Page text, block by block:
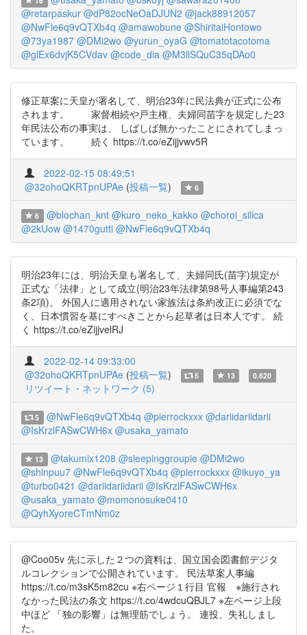
@retarpaskur @dP82ocNeOaDJUN2 @jack88912057
@NwFle6q9vQTXb4q @amawobune @ShiritaiHontowo
@73ya1987 @DMi2wo @yurun_oyaG @tomatotacotoma
@glEx6dvjK5CVdav @code_dia @M3llSQuC35qDAo0
修正草案に天皇が署名して、明治23年に民法典が正式に公布
されます。 家督相続や戸主権、夫婦同苗字を規定した23
年民法公布の事実は、 しばしば無かったことにされてしまっ
ています。 続く https://t.co/eZijjvwv5R
2022-02-15 08:49:51
@32ohoQKRTpnUPAe (投稿一覧) 6
6 @blochan_knt @kuro_neko_kakko @choroi_silica
@2kUow @1470gutti @NwFle6q9vQTXb4q
明治23年には、明治天皇も署名して、夫婦同氏(苗字)規定が
正式な「法律」として成立(明治23年法律第98号人事編第243
条2項)。 外国人に適用されない家族法は条約改正に必須でな
く、日本慣習を基にすべきことから起草者は日本人です。 続
く https://t.co/eZijjvelRJ
2022-02-14 09:33:00
@32ohoQKRTpnUPAe (投稿一覧) 5 13 0.620
リツイート・ネットワーク (5)
5 @NwFle6q9vQTXb4q @pierrockxxx @dariidariidarii
@IsKrzlFASwCWH6x @usaka_yamato
13 @takumix1208 @sleepinggroupie @DMi2wo
@shinpuu7 @NwFle6q9vQTXb4q @pierrockxxx @ikuyo_ya
@turbo0421 @dariidariidarii @IsKrzlFASwCWH6x
@usaka_yamato @momonosuke0410
@QyhXyoreCTmNm0z
@Coo05v 先に示した２つの資料は、国立国会図書館デジタ
ルコレクションで公開されています。 民法草案人事編
https://t.co/m3sK5m82cu ※右ページ１行目 官報 ※施行され
なかった民法の条文 https://t.co/4wdcuQBJL7 ※左ページ上段
中ほど 「独の影響」は無理筋でしょう。 連投、失礼しまし
た。